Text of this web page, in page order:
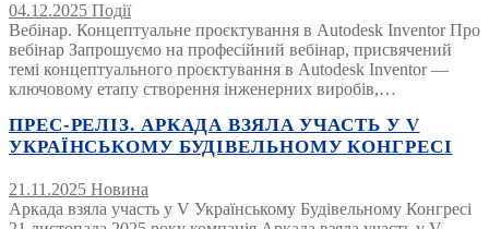
04.12.2025 Події
Вебінар. Концептуальне проєктування в Autodesk Inventor Про
вебінар Запрошуємо на професійний вебінар, присвячений
темі концептуального проєктування в Autodesk Inventor —
ключовому етапу створення інженерних виробів,…
ПРЕС-РЕЛІЗ. АРКАДА ВЗЯЛА УЧАСТЬ У V
УКРАЇНСЬКОМУ БУДІВЕЛЬНОМУ КОНГРЕСІ
21.11.2025 Новина
Аркада взяла участь у V Українському Будівельному Конгресі